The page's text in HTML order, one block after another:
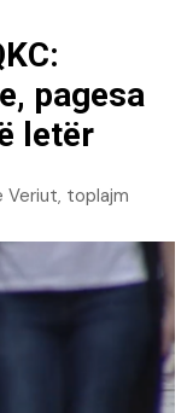
pagesa
letër
Veriut, toplajm